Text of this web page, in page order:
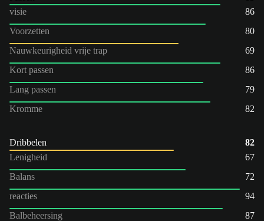
visie
86
Voorzetten
80
Nauwkeurigheid vrije trap
69
Kort passen
86
Lang passen
79
Kromme
82
Dribbelen
82
Lenigheid
67
Balans
72
reacties
94
Balbeheersing
87